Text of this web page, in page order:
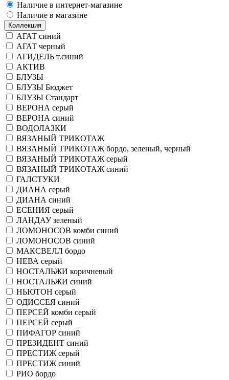
Наличие в интернет-магазине
Наличие в магазине
Коллекция
АГАТ синий
АГАТ черный
АГИДЕЛЬ т.синий
АКТИВ
БЛУЗЫ
БЛУЗЫ Бюджет
БЛУЗЫ Стандарт
ВЕРОНА серый
ВЕРОНА синий
ВОДОЛАЗКИ
ВЯЗАНЫЙ ТРИКОТАЖ
ВЯЗАНЫЙ ТРИКОТАЖ бордо, зеленый, черный
ВЯЗАНЫЙ ТРИКОТАЖ серый
ВЯЗАНЫЙ ТРИКОТАЖ синий
ГАЛСТУКИ
ДИАНА серый
ДИАНА синий
ЕСЕНИЯ серый
ЛАНДАУ зеленый
ЛОМОНОСОВ комби синий
ЛОМОНОСОВ синий
МАКСВЕЛЛ бордо
НЕВА серый
НОСТАЛЬЖИ коричневый
НОСТАЛЬЖИ синий
НЬЮТОН серый
ОДИССЕЯ синий
ПЕРСЕЙ комби серый
ПЕРСЕЙ серый
ПИФАГОР синий
ПРЕЗИДЕНТ синий
ПРЕСТИЖ серый
ПРЕСТИЖ синий
РИО бордо